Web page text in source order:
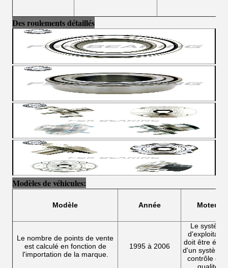
Des roulements détaillés
Modèles de véhicules:
Modèle Année Moteur
Le nombre de points de vente
est calculé en fonction de
l'importation de la marque.
1995 à 2006
Le système
doit être
d'un système
contrôle de